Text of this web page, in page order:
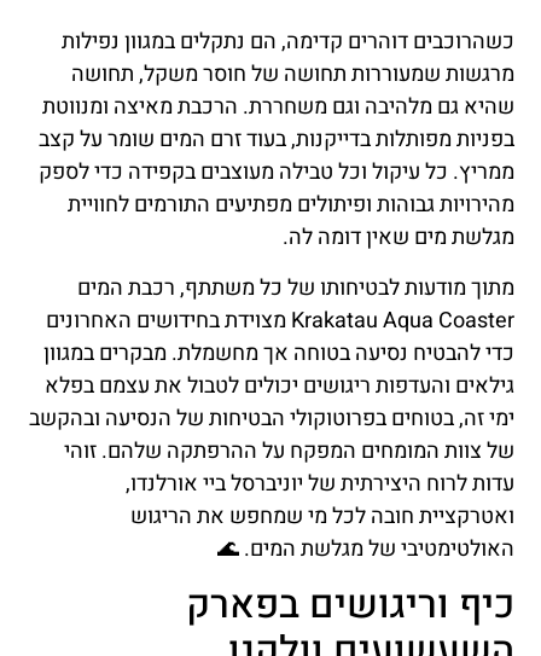
כשהרוכבים דוהרים קדימה, הם נתקלים במגוון נפילות
מרגשות שמעוררות תחושה של חוסר משקל, תחושה
שהיא גם מלהיבה וגם משחררת. הרכבת מאיצה ומנווטת
בפניות מפותלות בדייקנות, בעוד זרם המים שומר על קצב
ממריץ. כל עיקול וכל טבילה מעוצבים בקפידה כדי לספק
מהירויות גבוהות ופיתולים מפתיעים התורמים לחוויית
מגלשת מים שאין דומה לה.
מתוך מודעות לבטיחותו של כל משתתף, רכבת המים
Krakatau Aqua Coaster מצוידת בחידושים האחרונים
כדי להבטיח נסיעה בטוחה אך מחשמלת. מבקרים במגוון
גילאים והעדפות ריגושים יכולים לטבול את עצמם בפלא
ימי זה, בטוחים בפרוטוקולי הבטיחות של הנסיעה ובהקשב
של צוות המומחים המפקח על ההרפתקה שלהם. זוהי
עדות לרוח היצירתית של יוניברסל ביי אורלנדו,
ואטרקציית חובה לכל מי שמחפש את הריגוש
האולטימטיבי של מגלשת המים. 🌊
כיף וריגושים בפארק